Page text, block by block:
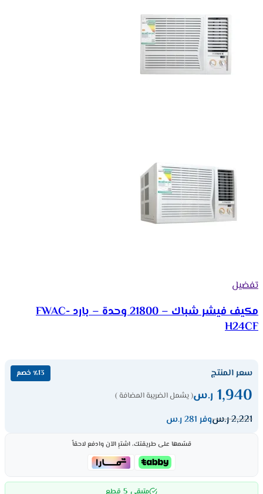
تفضيل
مكيف فيشر شباك – 21800 وحدة – بارد FWAC-
H24CF
سعر المنتج ٪13 خصم
1,940 ر.س( يشمل الضريبة المضافة )
2,221ر.سوفر 281 ر.س
قسّمها على طريقتك، اشترِ الآن وادفع لاحقاً